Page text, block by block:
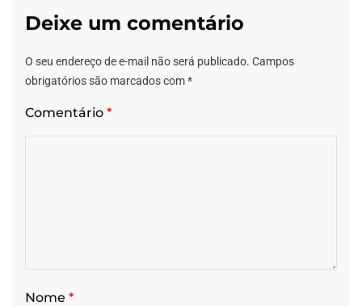
Deixe um comentário
O seu endereço de e-mail não será publicado. Campos
obrigatórios são marcados com*
Comentário *
Nome *